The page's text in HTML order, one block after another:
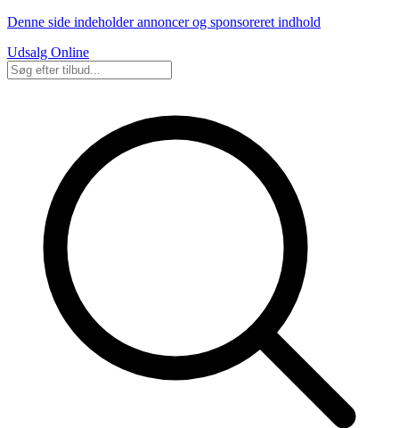
Denne side indeholder annoncer og sponsoreret indhold
Udsalg Online